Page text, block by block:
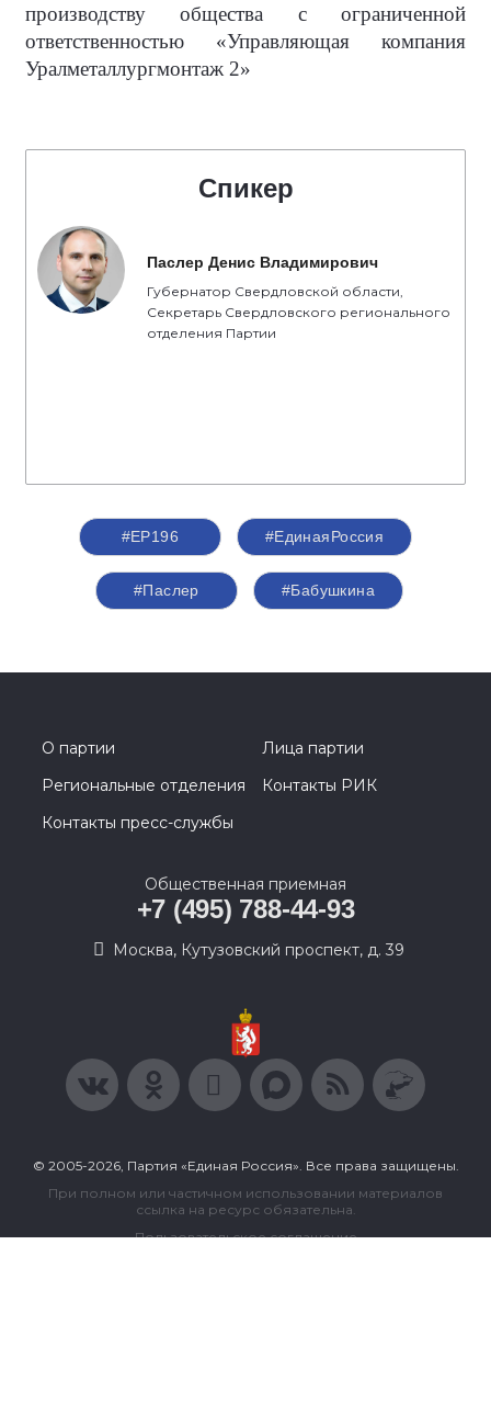
производству общества с ограниченной
ответственностью «Управляющая компания
Уралметаллургмонтаж 2»
Спикер
Паслер Денис Владимирович
Губернатор Свердловской области,
Секретарь Свердловского регионального
отделения Партии
#ЕР196 #ЕдинаяРоссия
#Паслер #Бабушкина
О партии
Лица партии
Региональные отделения
Контакты РИК
Контакты пресс-службы
Общественная приемная
+7 (495) 788-44-93
Москва, Кутузовский проспект, д. 39
© 2005-2026, Партия «Единая Россия». Все права защищены.
При полном или частичном использовании материалов
ссылка на ресурс обязательна.
Пользовательское соглашение